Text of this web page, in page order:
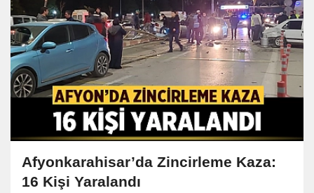
Afyonkarahisar’da Zincirleme Kaza:
16 Kişi Yaralandı